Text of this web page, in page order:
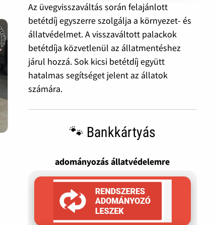
Az üvegvisszaváltás során felajánlott
betétdíj egyszerre szolgálja a környezet- és
állatvédelmet. A visszaváltott palackok
betétdíja közvetlenül az állatmentéshez
járul hozzá. Sok kicsi betétdíj együtt
hatalmas segítséget jelent az állatok
számára.
🐾 Bankkártyás
adományozás állatvédelemre